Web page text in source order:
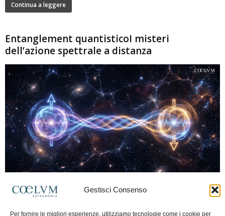
Gestisci Consenso
Per fornire le migliori esperienze, utilizziamo tecnologie come i cookie per
Continua a leggere
Entanglement quantisticoI misteri
dell’azione spettrale a distanza
Marco Lorrai - 15 Giugno 2026 0
moderna: due particelle possono mostrare correlazioni che sembrano ignorare